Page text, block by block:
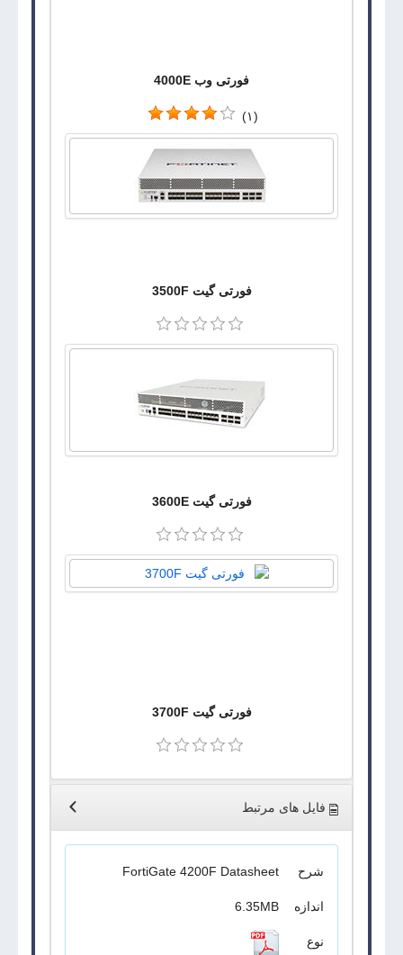
فورتی وب 4000E
(۱)
فورتی گیت 3500F
فورتی گیت 3600E
فورتی گیت 3700F
فایل های مرتبط
شرح FortiGate 4200F Datasheet
اندازه 6.35MB
نوع